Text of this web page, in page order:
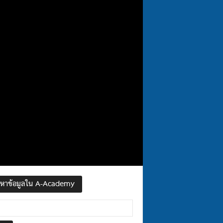
าข้อมูลใน A-Academy